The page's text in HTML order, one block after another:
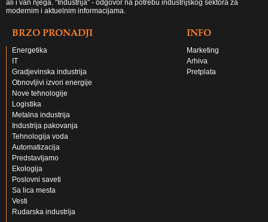
ali i van njega. "Industrija" - odgovor na potrebu industrijskog sektora za
modernim i aktuelnim informacijama.
BRZO PRONADJI
Energetika
IT
Gradjevinska industrija
Obnovljivi izvori energije
Nove tehnologije
Logistika
Metalna industrija
Industrija pakovanja
Tehnologija voda
Automatizacija
Predstavljamo
Ekologija
Poslovni saveti
Sa lica mesta
Vesti
Rudarska industrija
INFO
Marketing
Arhiva
Pretplata